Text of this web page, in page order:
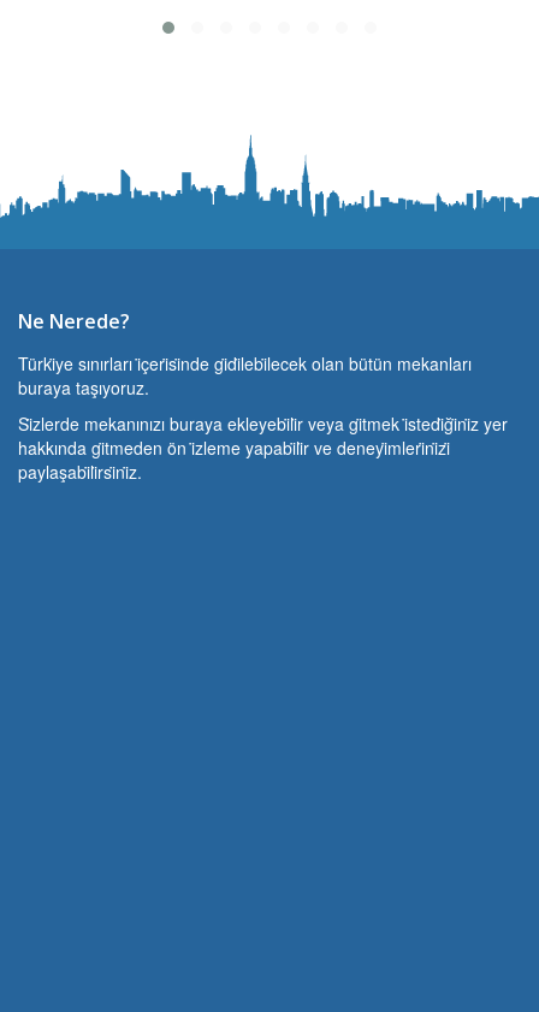
Ne Nerede?
Türki̇ye sınırları i̇çeri̇si̇nde gi̇di̇lebi̇lecek olan bütün mekanları
buraya taşıyoruz.
Si̇zlerde mekanınızı buraya ekleyebi̇li̇r veya gi̇tmek i̇stedi̇ği̇ni̇z yer
hakkında gi̇tmeden ön i̇zleme yapabi̇li̇r ve deneyi̇mleri̇ni̇zi̇
paylaşabi̇li̇rsi̇ni̇z.